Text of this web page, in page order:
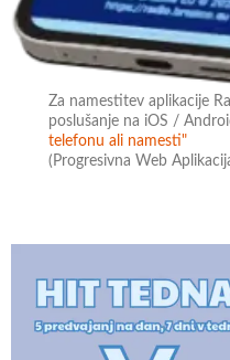
Za namestitev aplikacije
poslušanje na iOS /
telefonu ali namesti"
(Progresivna Web